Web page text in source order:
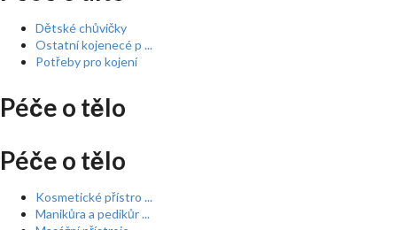
Dětské chůvičky
Ostatní kojenecé p ...
Potřeby pro kojení
Péče o tělo
Péče o tělo
Kosmetické přístro ...
Manikůra a pedikůr ...